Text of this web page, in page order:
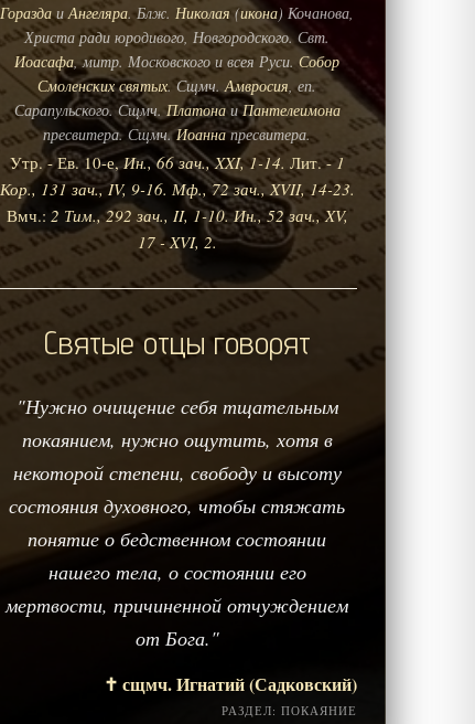
ГораздаиАнгеляра. Блж. Николая (икона) Кочанова,
Христа ради юродивого, Новгородского. Свт.
Иоасафа, митр. Московского и всея Руси.Собор
Смоленских святых. Сщмч.Амвросия , еп.
Сарапульского. Сщмч.ПлатонаиПантелеимона
пресвитера. Сщмч.Иоаннапресвитера.
Утр. - Ев. 10-е,Ин., 66 зач., XXI, 1-14. Лит. -1
Кор., 131 зач., IV, 9-16. Мф., 72 зач., XVII, 14-23.
Вмч.: 2 Тим., 292 зач., II, 1-10. Ин., 52 зач., XV,
17 - XVI, 2.
Святые отцы говорят
"Нужно очищение себя тщательным
покаянием, нужно ощутить, хотя в
некоторой степени, свободу и высоту
состояния духовного, чтобы стяжать
понятие о бедственном состоянии
нашего тела, о состоянии его
мертвости, причиненной отчуждением
от Бога."
✝️ сщмч. Игнатий (Садковский)
РАЗДЕЛ: ПОКАЯНИЕ